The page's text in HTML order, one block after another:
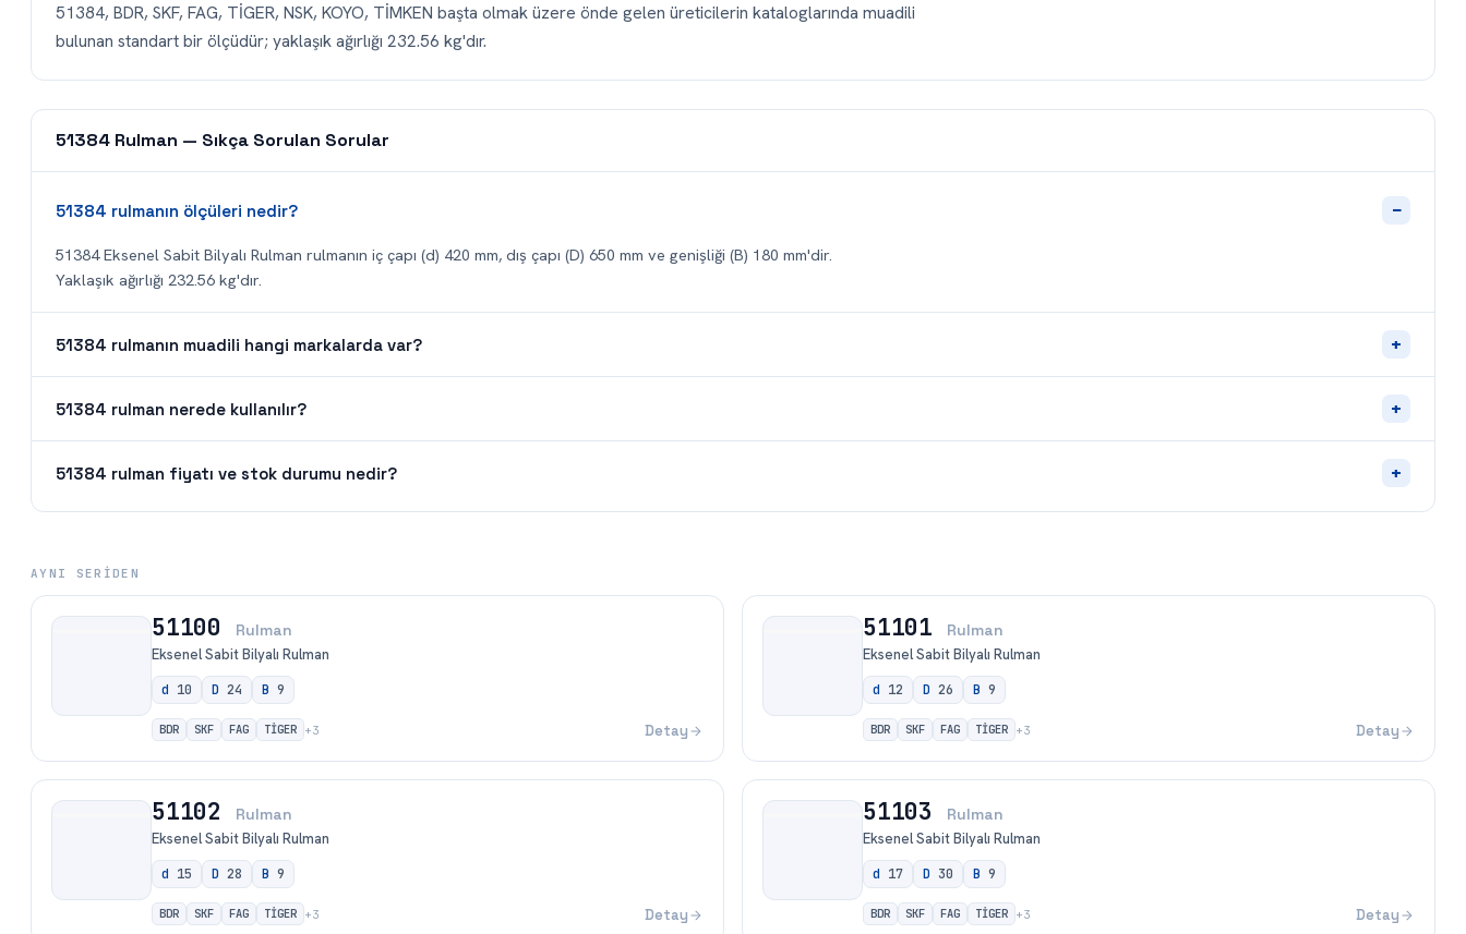
51384, BDR, SKF, FAG, TİGER, NSK, KOYO, TİMKEN başta olmak üzere önde gelen üreticilerin kataloglarında muadili
bulunan standart bir ölçüdür; yaklaşık ağırlığı 232.56 kg'dır.
51384 Rulman — Sıkça Sorulan Sorular
51384 rulmanın ölçüleri nedir? −
51384 Eksenel Sabit Bilyalı Rulman rulmanın iç çapı (d) 420 mm, dış çapı (D) 650 mm ve genişliği (B) 180 mm'dir.
Yaklaşık ağırlığı 232.56 kg'dır.
51384 rulmanın muadili hangi markalarda var? +
51384 rulman nerede kullanılır? +
51384 rulman fiyatı ve stok durumu nedir? +
AYNI SERIDEN
51100 Rulman
Eksenel Sabit Bilyalı Rulman
d 10 D 24 B 9
BDR SKF FAG TİGER +3 Detay
51101 Rulman
Eksenel Sabit Bilyalı Rulman
d 12 D 26 B 9
BDR SKF FAG TİGER +3 Detay
51102 Rulman
Eksenel Sabit Bilyalı Rulman
d 15 D 28 B 9
BDR SKF FAG TİGER +3 Detay
51103 Rulman
Eksenel Sabit Bilyalı Rulman
d 17 D 30 B 9
BDR SKF FAG TİGER +3 Detay